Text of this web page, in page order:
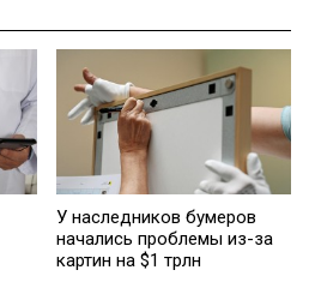
У наследников бумеров
начались проблемы из-за
картин на $1 трлн